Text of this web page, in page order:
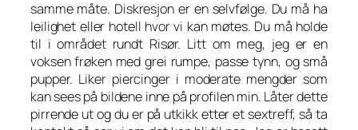
samme måte. Diskresjon er en selvfølge. Du må ha
leilighet eller hotell hvor vi kan møtes. Du må holde
til i området rundt Risør. Litt om meg, jeg er en
voksen frøken med grei rumpe, passe tynn, og små
pupper. Liker piercinger i moderate mengder som
kan sees på bildene inne på profilen min. Låter dette
pirrende ut og du er på utkikk etter et sextreff, så ta